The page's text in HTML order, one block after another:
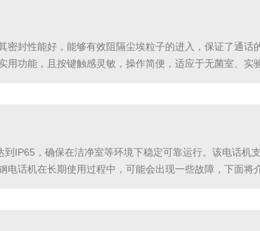
封性能好，能够有效阻隔尘埃粒子的进入，保证了通话
功能，且按键触感灵敏，操作简便，适应于无菌室、实
IP65，确保在洁净室等环境下稳定可靠运行。该电话机
话机在长期使用过程中，可能会出现一些故障，下面将